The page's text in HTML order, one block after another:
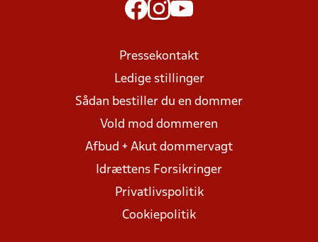
Pressekontakt
Ledige stillinger
Sådan bestiller du en dommer
Vold mod dommeren
Afbud + Akut dommervagt
Idrættens Forsikringer
Privatlivspolitik
Cookiepolitik